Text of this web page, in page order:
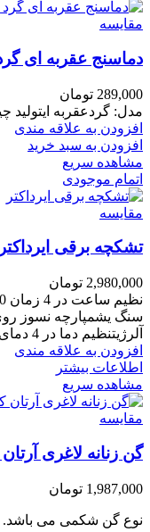
مقایسه
دماسنج عقربه ای
289,000 تومان
مدل: گردعقربه ایتولید چیننشانگر 50+
افزودن به علاقه مندی
افزودن به سبد خرید
مشاهده سریع
اتمام موجودی
مقایسه
تشکچه برقی ایرداکتر
2,980,000 تومان
نظیم ساعت در 4 زمان 30، 60، 90، 240 دقیقه
سنگ یشمپارچه نسوز
آلرژیتنظیم دما در 4 دمای warm، Low، Medium، Hight
افزودن به علاقه مندی
اطلاعات بیشتر
مشاهده سریع
مقایسه
گن زنانه لاغری آرتان کد
1,987,000 تومان
نوع گن شکمی می باشد.